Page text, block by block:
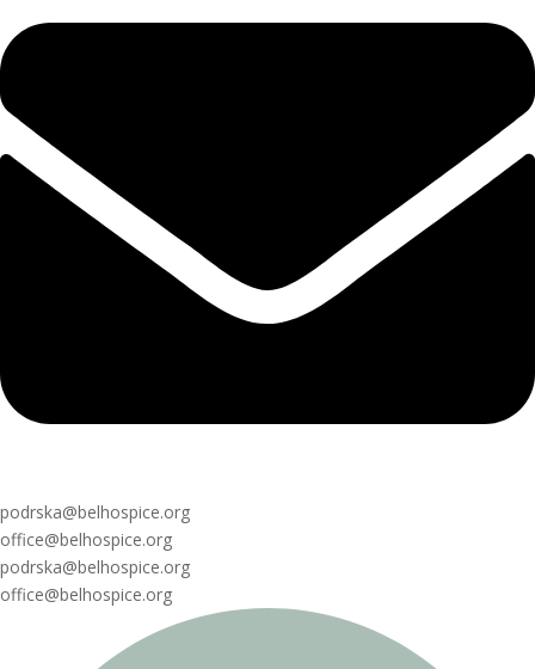
podrska@belhospice.org
office@belhospice.org
podrska@belhospice.org
office@belhospice.org